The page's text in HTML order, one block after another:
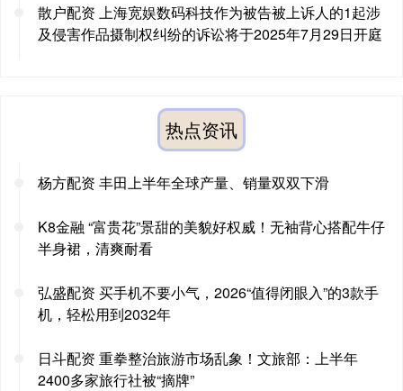
散户配资 上海宽娱数码科技作为被告被上诉人的1起涉
及侵害作品摄制权纠纷的诉讼将于2025年7月29日开庭
热点资讯
杨方配资 丰田上半年全球产量、销量双双下滑
K8金融 “富贵花”景甜的美貌好权威！无袖背心搭配牛仔
半身裙，清爽耐看
弘盛配资 买手机不要小气，2026“值得闭眼入”的3款手
机，轻松用到2032年
日斗配资 重拳整治旅游市场乱象！文旅部：上半年
2400多家旅行社被“摘牌”